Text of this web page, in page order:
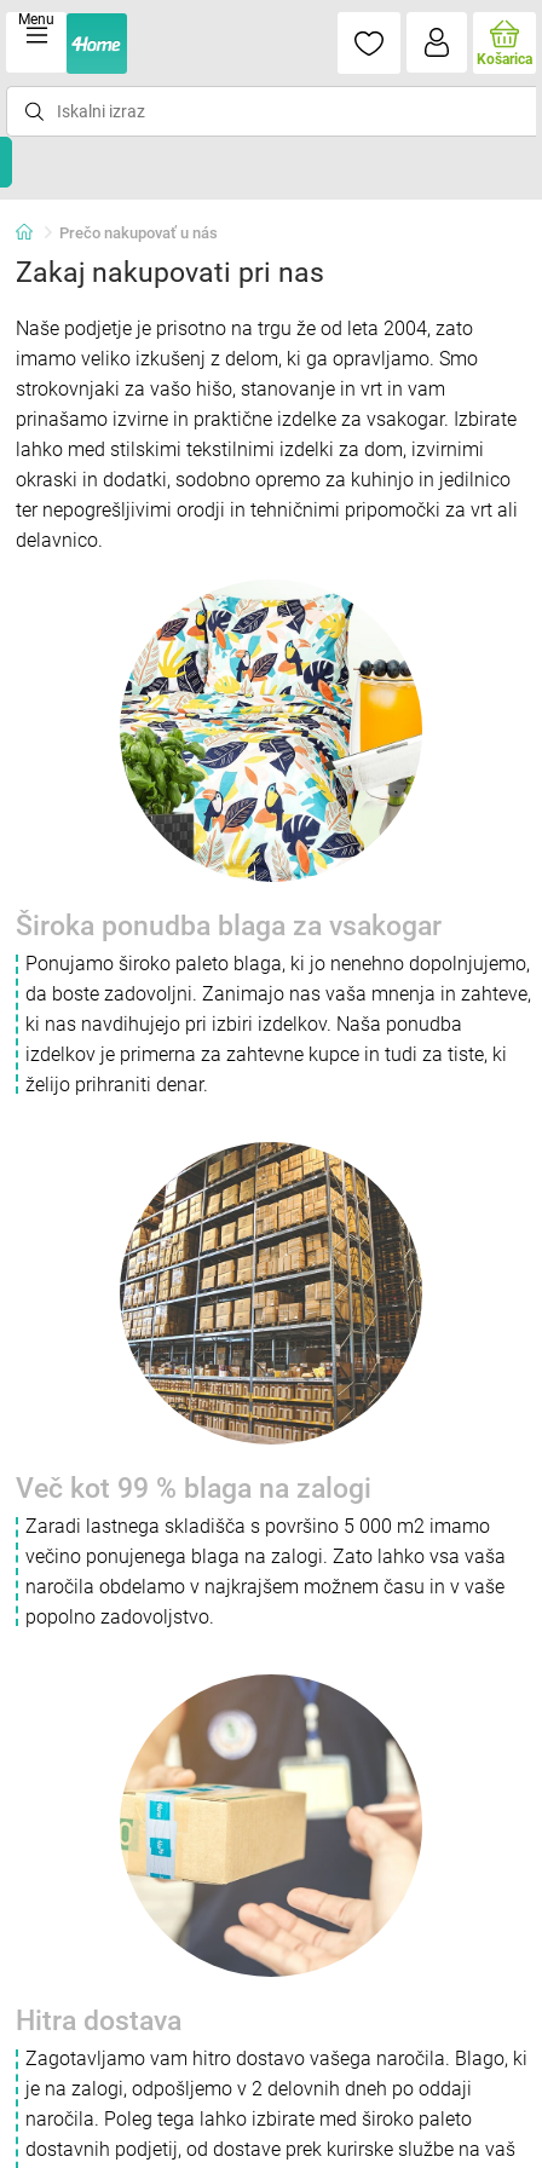
Menu
Košarica
Prečo nakupovať u nás
Zakaj nakupovati pri nas
Naše podjetje je prisotno na trgu že od leta 2004, zato
imamo veliko izkušenj z delom, ki ga opravljamo. Smo
strokovnjaki za vašo hišo, stanovanje in vrt in vam
prinašamo izvirne in praktične izdelke za vsakogar. Izbirate
lahko med stilskimi tekstilnimi izdelki za dom, izvirnimi
okraski in dodatki, sodobno opremo za kuhinjo in jedilnico
ter nepogrešljivimi orodji in tehničnimi pripomočki za vrt ali
delavnico.
Široka ponudba blaga za vsakogar
Ponujamo široko paleto blaga, ki jo nenehno dopolnjujemo,
da boste zadovoljni. Zanimajo nas vaša mnenja in zahteve,
ki nas navdihujejo pri izbiri izdelkov. Naša ponudba
izdelkov je primerna za zahtevne kupce in tudi za tiste, ki
želijo prihraniti denar.
Več kot 99 % blaga na zalogi
Zaradi lastnega skladišča s površino 5 000 m2 imamo
večino ponujenega blaga na zalogi. Zato lahko vsa vaša
naročila obdelamo v najkrajšem možnem času in v vaše
popolno zadovoljstvo.
Hitra dostava
Zagotavljamo vam hitro dostavo vašega naročila. Blago, ki
je na zalogi, odpošljemo v 2 delovnih dneh po oddaji
naročila. Poleg tega lahko izbirate med široko paleto
dostavnih podjetij, od dostave prek kurirske službe na vaš